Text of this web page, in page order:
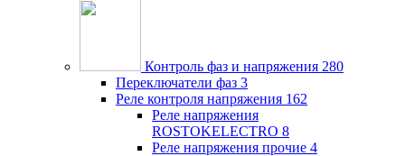
Контроль фаз и напряжения 280
Переключатели фаз 3
Реле контроля напряжения 162
Реле напряжения
ROSTOKELECTRO 8
Реле напряжения прочие 4